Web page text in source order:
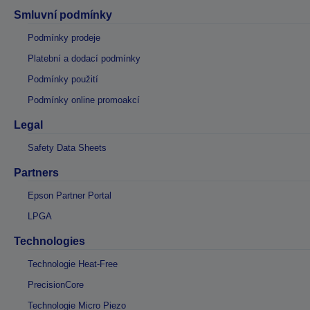
Smluvní podmínky
Podmínky prodeje
Platební a dodací podmínky
Podmínky použití
Podmínky online promoakcí
Legal
Safety Data Sheets
Partners
Epson Partner Portal
LPGA
Technologies
Technologie Heat-Free
PrecisionCore
Technologie Micro Piezo